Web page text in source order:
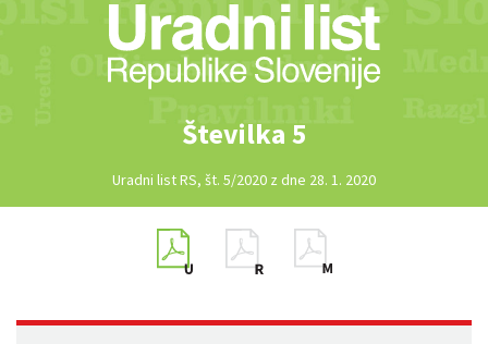
Številka 5
Uradni list RS, št. 5/2020 z dne 28. 1. 2020